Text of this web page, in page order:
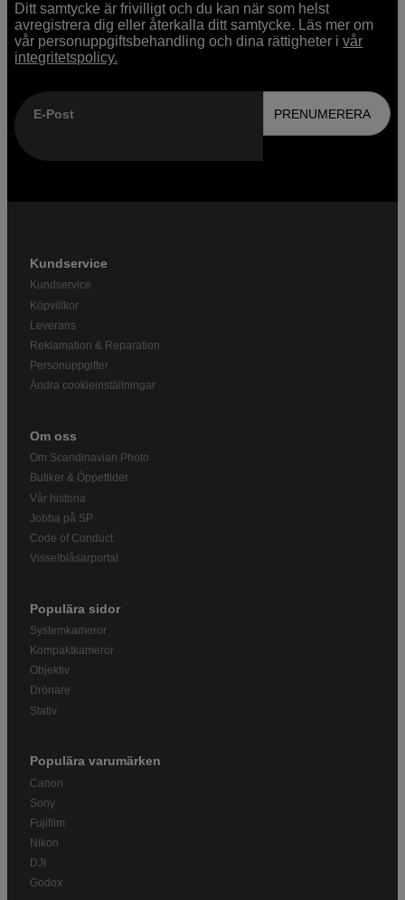
Ditt samtycke är frivilligt och du kan när som helst
avregistrera dig eller återkalla ditt samtycke. Läs mer om
vår personuppgiftsbehandling och dina rättigheter ivår
integritetspolicy.
E-Post PRENUMERERA
Kundservice
Kundservice
Köpvillkor
Leverans
Reklamation & Reparation
Personuppgifter
Ändra cookieinställningar
Om oss
Om Scandinavian Photo
Butiker & Öppettider
Vår historia
Jobba på SP
Code of Conduct
Visselblåsarportal
Populära sidor
Systemkameror
Kompaktkameror
Objektiv
Drönare
Stativ
Populära varumärken
Canon
Sony
Fujifilm
Nikon
DJI
Godox